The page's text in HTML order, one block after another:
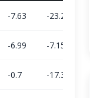
-7.63 -23.2
-6.99 -7.15
-0.7 -17.3